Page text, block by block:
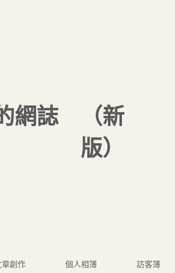
網誌 （新
版）
章創作 個人相簿 訪客簿